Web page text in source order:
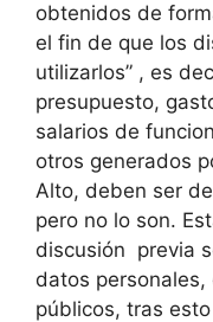
obtenidos de
el fin de que los
utilizarlos” , es
presupuesto,
salarios de
otros generados
Alto, deben ser
pero no lo son.
discusión previa
datos
públicos, tras